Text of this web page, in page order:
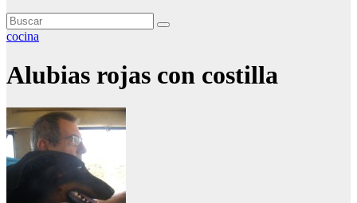
cocina
Alubias rojas con costilla